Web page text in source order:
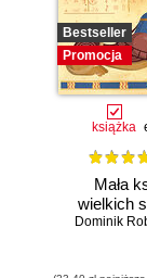
Bestseller
Promocja
książka
Mała
wielkich
Dominik